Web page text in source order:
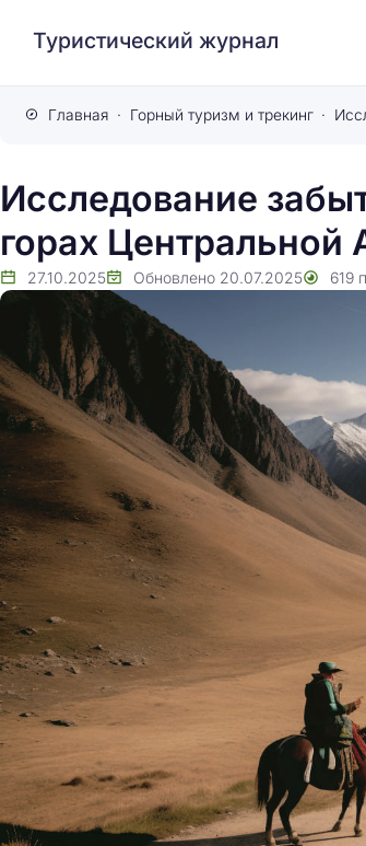
Туристический журнал
Главная Горный туризм и трекинг
Исследование
горах Центральной
27.10.2025 Обновлено 20.07.2025 619